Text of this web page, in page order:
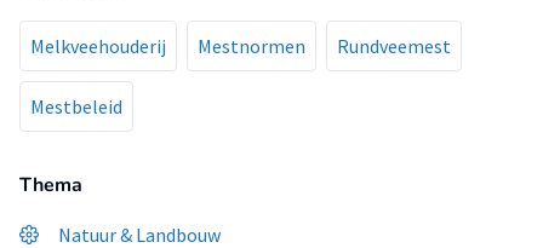
Melkveehouderij Mestnormen Rundveemest
Mestbeleid
Thema
Natuur & Landbouw